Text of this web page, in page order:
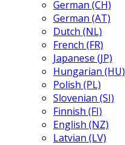
German (CH)
German (AT)
Dutch (NL)
French (FR)
Japanese (JP)
Hungarian (HU)
Polish (PL)
Slovenian (SI)
Finnish (FI)
English (NZ)
Latvian (LV)